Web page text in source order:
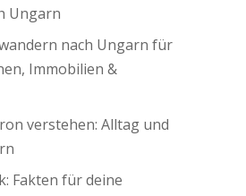
Ungarn
nach Ungarn für
Immobilien &
verstehen: Alltag und
Fakten für deine